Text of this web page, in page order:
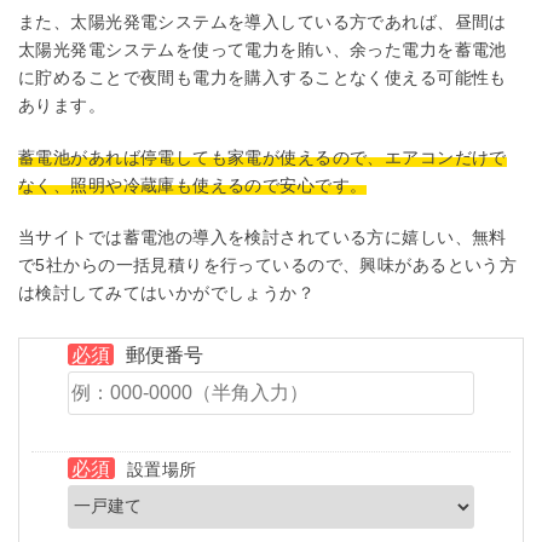
また、太陽光発電システムを導入している方であれば、昼間は
太陽光発電システムを使って電力を賄い、余った電力を蓄電池
に貯めることで夜間も電力を購入することなく使える可能性も
あります。
蓄電池があれば停電しても家電が使えるので、エアコンだけで
なく、照明や冷蔵庫も使えるので安心です。
当サイトでは蓄電池の導入を検討されている方に嬉しい、無料
で5社からの一括見積りを行っているので、興味があるという方
は検討してみてはいかがでしょうか？
必須 郵便番号
必須 設置場所